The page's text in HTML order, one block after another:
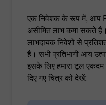
एक निवेशक के रूप में, आप
असीमित लाभ कमा सकते
लाभदायक निवेशों से
हैं। सभी प्रतिभागी आय
इसके लिए हमारा टूल एकदम
दिए गए चित्र को देखें: